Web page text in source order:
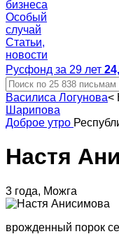
бизнеса
Особый
случай
Статьи,
новости
Русфонд за 29 лет
Василиса Логунова<
Шарипова
Доброе утро
Настя
3 года, Можга
врожденный порок